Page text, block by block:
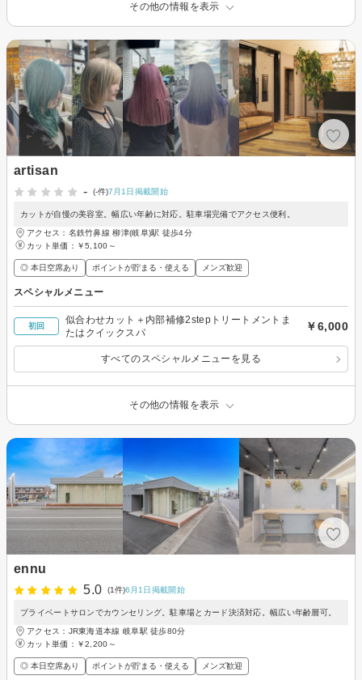
その他の情報を表示
artisan
-
(-件)7月1日掲載開始
カットが自慢の美容室。幅広い年齢に対応。駐車場完備でアクセス便利。
アクセス：名鉄竹鼻線 柳津(岐阜)駅 徒歩4分
カット単価： ￥5,100～
◎ 本日空席あり ポイントが貯まる・使える メンズ歓迎
スペシャルメニュー
初回
似合わせカット＋内部補修2stepトリートメントま
たはクイックスパ
￥6,000
すべてのスペシャルメニューを見る
その他の情報を表示
ennu
5.0
(1件)6月1日掲載開始
プライベートサロンでカウンセリング。駐車場とカード決済対応。幅広い年齢層可。
アクセス：JR東海道本線 岐阜駅 徒歩80分
カット単価： ￥2,200～
◎ 本日空席あり ポイントが貯まる・使える メンズ歓迎